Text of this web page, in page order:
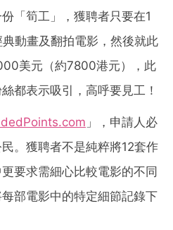
「筍工」，獲聘者只要在1
動畫及翻拍電影，然後就此
美元（約7800港元），此
都表示吸引，高呼要見工！
」，申請人必
。獲聘者不是純粹將12套作
要求需細心比較電影的不同
部電影中的特定細節記錄下